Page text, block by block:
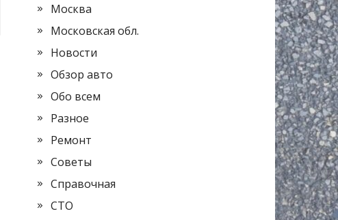
Москва
Московская обл.
Новости
Обзор авто
Обо всем
Разное
Ремонт
Советы
Справочная
СТО